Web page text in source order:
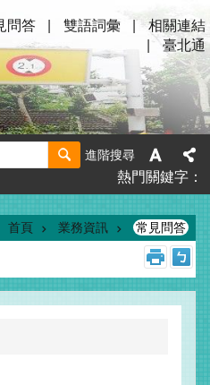
問答 雙語詞彙
相關連結
臺北通
進階搜尋
熱門關鍵字
首頁 業務資訊 常見問答